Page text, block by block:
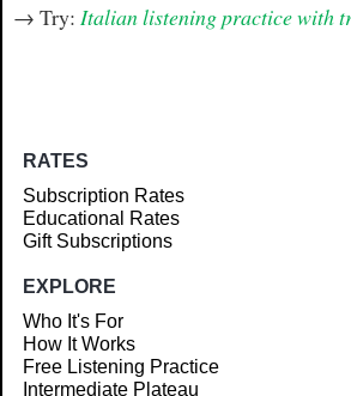
→ Try: Italian listening practice with
RATES
Subscription Rates
Educational Rates
Gift Subscriptions
EXPLORE
Who It's For
How It Works
Free Listening Practice
Intermediate Plateau